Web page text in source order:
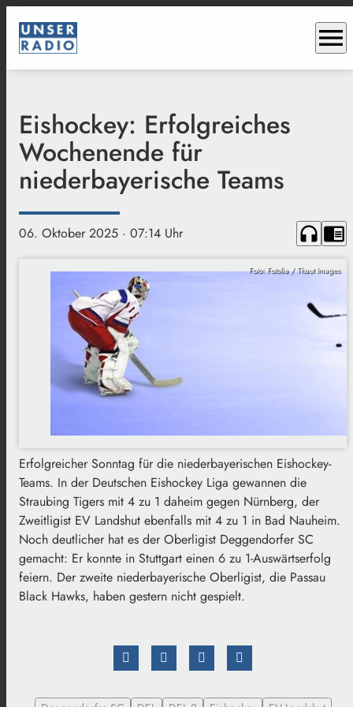
menu
Eishockey: Erfolgreiches
Wochenende für
niederbayerische Teams
06. Oktober 2025 · 07:14 Uhr headphones chrome_reader_mode
Foto: Fotolia / Thaut Images
Erfolgreicher Sonntag für die niederbayerischen Eishockey-
Teams. In der Deutschen Eishockey Liga gewannen die
Straubing Tigers mit 4 zu 1 daheim gegen Nürnberg, der
Zweitligist EV Landshut ebenfalls mit 4 zu 1 in Bad Nauheim.
Noch deutlicher hat es der Oberligist Deggendorfer SC
gemacht: Er konnte in Stuttgart einen 6 zu 1-Auswärtserfolg
feiern. Der zweite niederbayerische Oberligist, die Passau
Black Hawks, haben gestern nicht gespielt.